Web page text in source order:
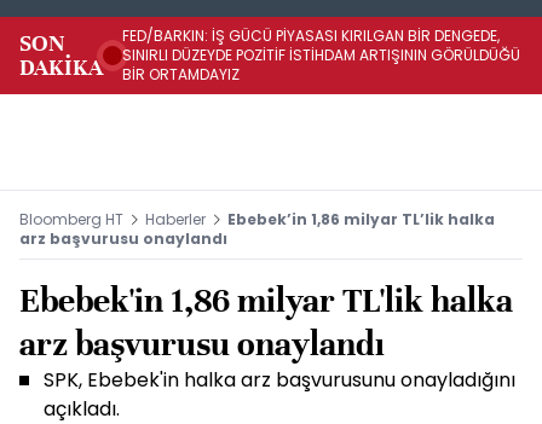
SON
DAKİKA
FED/BARKIN: İŞ GÜCÜ PİYASASI KIRILGAN BİR DENGEDE,
SINIRLI DÜZEYDE POZİTİF İSTİHDAM ARTIŞININ GÖRÜLDÜĞÜ
BİR ORTAMDAYIZ
Bloomberg HT Haberler
Ebebek’in 1,86 milyar TL’lik halka
arz başvurusu onaylandı
Ebebek'in 1,86 milyar TL'lik halka
arz başvurusu onaylandı
SPK, Ebebek'in halka arz başvurusunu onayladığını
açıkladı.